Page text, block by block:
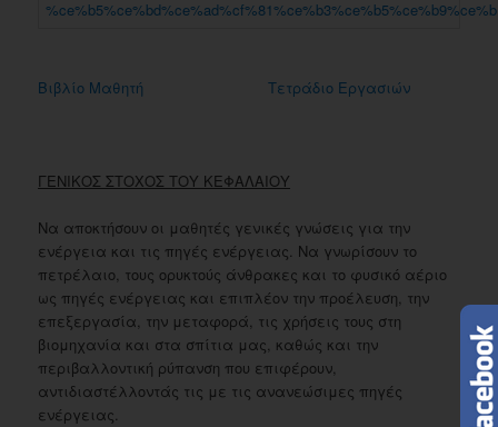
Βιβλίο Μαθητή Τετράδιο Εργασιών
ΓΕΝΙΚΟΣ ΣΤΟΧΟΣ ΤΟΥ ΚΕΦΑΛΑΙΟΥ
Να αποκτήσουν οι μαθητές γενικές γνώσεις για την
ενέργεια και τις πηγές ενέργειας. Να γνωρίσουν το
πετρέλαιο, τους ορυκτούς άνθρακες και το φυσικό αέριο
ως πηγές ενέργειας και επιπλέον την προέλευση, την
επεξεργασία, την μεταφορά, τις χρήσεις τους στη
βιομηχανία και στα σπίτια μας, καθώς και την
περιβαλλοντική ρύπανση που επιφέρουν,
αντιδιαστέλλοντάς τις με τις ανανεώσιμες πηγές
ενέργειας.